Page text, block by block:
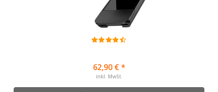
62,90 € *
inkl. MwSt.